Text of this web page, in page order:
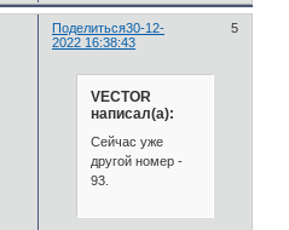
Поделиться 5
30-12-
2022 16:38:43
VECTOR
написал(а):
Сейчас уже
другой номер -
93.